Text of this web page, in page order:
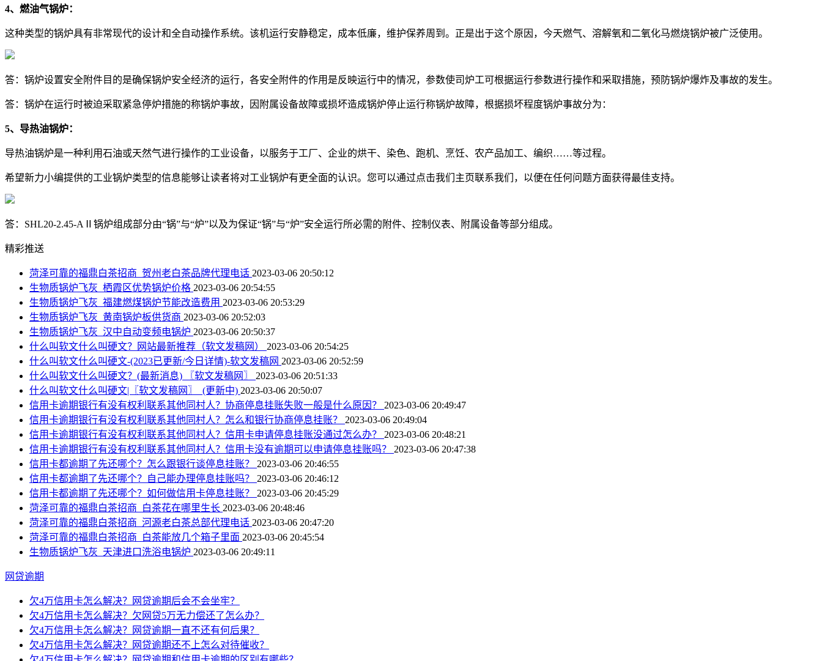
4、燃油气锅炉：
这种类型的锅炉具有非常现代的设计和全自动操作系统。该机运行安静稳定，成本低廉，维护保养周到。正是出于这个原因，今天燃气、溶解氧和二氧化马燃烧锅炉被广泛使用。
答：锅炉设置安全附件目的是确保锅炉安全经济的运行，各安全附件的作用是反映运行中的情况，参数使司炉工可根据运行参数进行操作和采取措施，预防锅炉爆炸及事故的发生。
答：锅炉在运行时被迫采取紧急停炉措施的称锅炉事故，因附属设备故障或损坏造成锅炉停止运行称锅炉故障，根据损坏程度锅炉事故分为：
5、导热油锅炉：
导热油锅炉是一种利用石油或天然气进行操作的工业设备，以服务于工厂、企业的烘干、染色、跑机、烹饪、农产品加工、编织……等过程。
希望新力小编提供的工业锅炉类型的信息能够让读者将对工业锅炉有更全面的认识。您可以通过点击我们主页联系我们，以便在任何问题方面获得最佳支持。
答：SHL20-2.45-AⅡ锅炉组成部分由“锅”与“炉”以及为保证“锅”与“炉”安全运行所必需的附件、控制仪表、附属设备等部分组成。
精彩推送
菏泽可靠的福鼎白茶招商_贺州老白茶品牌代理电话 2023-03-06 20:50:12
生物质锅炉飞灰_栖霞区优势锅炉价格 2023-03-06 20:54:55
生物质锅炉飞灰_福建燃煤锅炉节能改造费用 2023-03-06 20:53:29
生物质锅炉飞灰_黄南锅炉板供货商 2023-03-06 20:52:03
生物质锅炉飞灰_汉中自动变频电锅炉 2023-03-06 20:50:37
什么叫软文什么叫硬文？网站最新推荐（软文发稿网） 2023-03-06 20:54:25
什么叫软文什么叫硬文-(2023已更新/今日详情)-软文发稿网 2023-03-06 20:52:59
什么叫软文什么叫硬文？(最新消息) 〖软文发稿网〗 2023-03-06 20:51:33
什么叫软文什么叫硬文|〖软文发稿网〗_(更新中) 2023-03-06 20:50:07
信用卡逾期银行有没有权利联系其他同村人？协商停息挂账失败一般是什么原因？ 2023-03-06 20:49:47
信用卡逾期银行有没有权利联系其他同村人？怎么和银行协商停息挂账？ 2023-03-06 20:49:04
信用卡逾期银行有没有权利联系其他同村人？信用卡申请停息挂账没通过怎么办？ 2023-03-06 20:48:21
信用卡逾期银行有没有权利联系其他同村人？信用卡没有逾期可以申请停息挂账吗？ 2023-03-06 20:47:38
信用卡都逾期了先还哪个？怎么跟银行谈停息挂账？ 2023-03-06 20:46:55
信用卡都逾期了先还哪个？自己能办理停息挂账吗？ 2023-03-06 20:46:12
信用卡都逾期了先还哪个？如何做信用卡停息挂账？ 2023-03-06 20:45:29
菏泽可靠的福鼎白茶招商_白茶花在哪里生长 2023-03-06 20:48:46
菏泽可靠的福鼎白茶招商_河源老白茶总部代理电话 2023-03-06 20:47:20
菏泽可靠的福鼎白茶招商_白茶能放几个箱子里面 2023-03-06 20:45:54
生物质锅炉飞灰_天津进口洗浴电锅炉 2023-03-06 20:49:11
网贷逾期
欠4万信用卡怎么解决？网贷逾期后会不会坐牢？
欠4万信用卡怎么解决？欠网贷5万无力偿还了怎么办？
欠4万信用卡怎么解决？网贷逾期一直不还有何后果？
欠4万信用卡怎么解决？网贷逾期还不上怎么对待催收？